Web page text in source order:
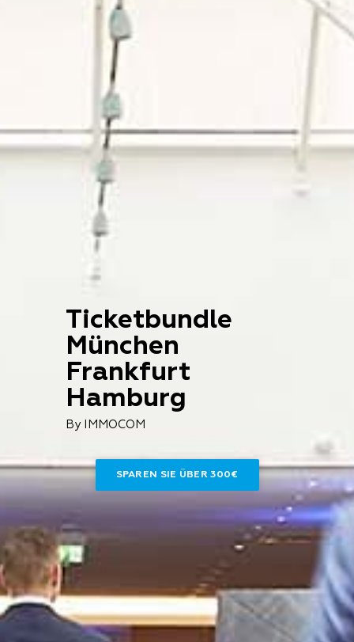
Ticketbundle
München
Frankfurt
Hamburg
By IMMOCOM
SPAREN SIE ÜBER 300€